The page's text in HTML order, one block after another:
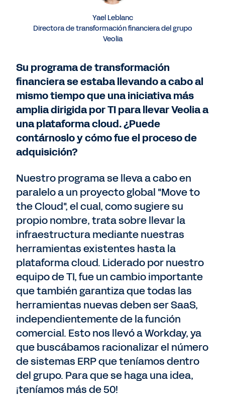
Yael Leblanc
Directora de transformación financiera del grupo
Veolia
Su programa de transformación
financiera se estaba llevando a cabo al
mismo tiempo que una iniciativa más
amplia dirigida por TI para llevar Veolia a
una plataforma cloud. ¿Puede
contárnoslo y cómo fue el proceso de
adquisición?
Nuestro programa se lleva a cabo en
paralelo a un proyecto global "Move to
the Cloud", el cual, como sugiere su
propio nombre, trata sobre llevar la
infraestructura mediante nuestras
herramientas existentes hasta la
plataforma cloud. Liderado por nuestro
equipo de TI, fue un cambio importante
que también garantiza que todas las
herramientas nuevas deben ser SaaS,
independientemente de la función
comercial. Esto nos llevó a Workday, ya
que buscábamos racionalizar el número
de sistemas ERP que teníamos dentro
del grupo. Para que se haga una idea,
¡teníamos más de 50!